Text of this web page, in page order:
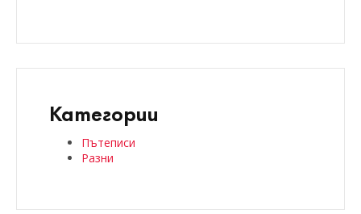
Категории
Пътеписи
Разни